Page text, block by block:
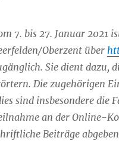
7. bis 27. Januar 2021
Oberzent über
Sie dient dazu,
Die zugehörigen
sind insbesondere die
an der Online-
Beiträge